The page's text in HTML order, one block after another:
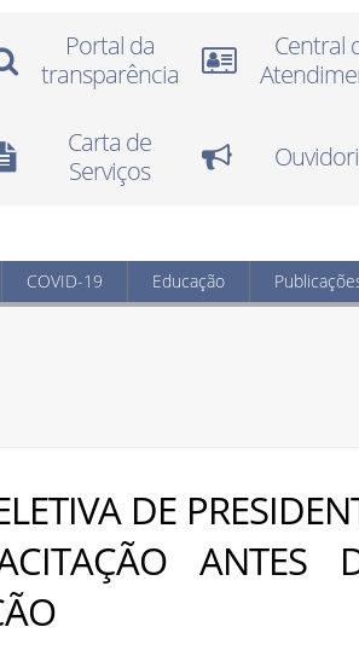
Portal da
transparência
Central
Carta de
Serviços
COVID-19 Educação
DE
ANTES